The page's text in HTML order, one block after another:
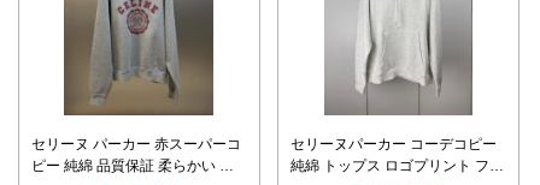
セリーヌ パーカー 赤スーパーコ
ピー 純綿 品質保証 柔らかい ト
セリーヌパーカー コーデコピー
純綿 トップス ロゴプリント フー